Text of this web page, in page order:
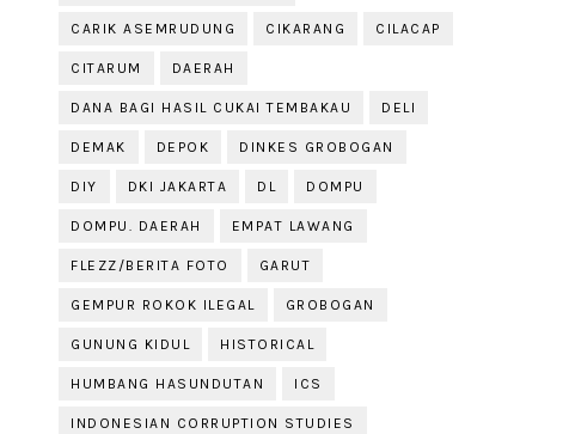
CARIK ASEMRUDUNG CIKARANG CILACAP
CITARUM DAERAH
DANA BAGI HASIL CUKAI TEMBAKAU DELI
DEMAK DEPOK DINKES GROBOGAN
DIY DKI JAKARTA DL DOMPU
DOMPU. DAERAH EMPAT LAWANG
FLEZZ/BERITA FOTO GARUT
GEMPUR ROKOK ILEGAL GROBOGAN
GUNUNG KIDUL HISTORICAL
HUMBANG HASUNDUTAN ICS
INDONESIAN CORRUPTION STUDIES